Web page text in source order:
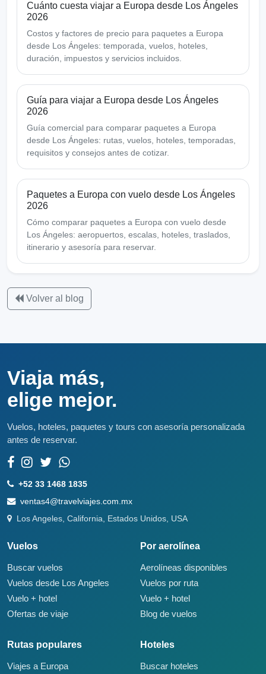
Cuánto cuesta viajar a Europa desde Los Ángeles
2026
Costos y factores de precio para paquetes a Europa
desde Los Ángeles: temporada, vuelos, hoteles,
duración, impuestos y servicios incluidos.
Guía para viajar a Europa desde Los Ángeles
2026
Guía comercial para comparar paquetes a Europa
desde Los Ángeles: rutas, vuelos, hoteles, temporadas,
requisitos y consejos antes de cotizar.
Paquetes a Europa con vuelo desde Los Ángeles
2026
Cómo comparar paquetes a Europa con vuelo desde
Los Ángeles: aeropuertos, escalas, hoteles, traslados,
itinerario y asesoría para reservar.
Volver al blog
Viaja más,
elige mejor.
Vuelos, hoteles, paquetes y tours con asesoría personalizada
antes de reservar.
+52 33 1468 1835
ventas4@travelviajes.com.mx
Los Angeles, California, Estados Unidos, USA
Vuelos
Buscar vuelos
Vuelos desde Los Angeles
Vuelo + hotel
Ofertas de viaje
Por aerolínea
Aerolíneas disponibles
Vuelos por ruta
Vuelo + hotel
Blog de vuelos
Rutas populares
Viajes a Europa
Hoteles
Buscar hoteles